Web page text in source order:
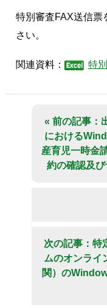
特別審査FAX送信票
さい。
関連資料： 特
« 前の記事：
における
産育児一時金
約の確認及
次の記事：特
ムのオンライ
関）の